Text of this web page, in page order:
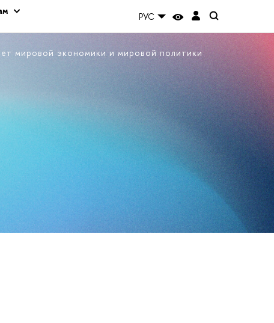
РУС
мировой экономики и мировой политики